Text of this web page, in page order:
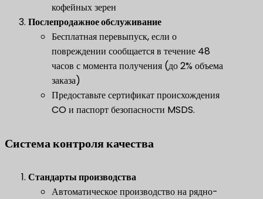
кофейных зерен
​Послепродажное обслуживание​
Бесплатная перевыпуск, если о
повреждении сообщается в течение 48
часов с момента получения (до 2% объема
заказа)
Предоставьте сертификат происхождения
CO и паспорт безопасности MSDS.
Система контроля качества
​Стандарты производства​
Автоматическое производство на рядно-